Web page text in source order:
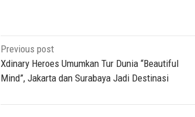
Post
navigation
Previous post
Xdinary Heroes Umumkan Tur Dunia “Beautiful
Mind”, Jakarta dan Surabaya Jadi Destinasi